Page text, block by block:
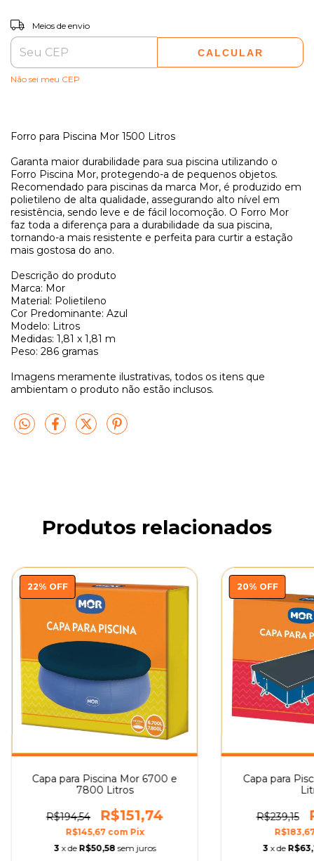
Entregas para o CEP:
Meios de envio
CALCULAR
Não sei meu CEP
Forro para Piscina Mor 1500 Litros
Garanta maior durabilidade para sua piscina utilizando o
Forro Piscina Mor, protegendo-a de pequenos objetos.
Recomendado para piscinas da marca Mor, é produzido em
polietileno de alta qualidade, assegurando alto nível em
resistência, sendo leve e de fácil locomoção. O Forro Mor
faz toda a diferença para a durabilidade da sua piscina,
tornando-a mais resistente e perfeita para curtir a estação
mais gostosa do ano.
Descrição do produto
Marca: Mor
Material: Polietileno
Cor Predominante: Azul
Modelo: Litros
Medidas: 1,81 x 1,81 m
Peso: 286 gramas
Imagens meramente ilustrativas, todos os itens que
ambientam o produto não estão inclusos.
Produtos relacionados
22% OFF
Capa para Piscina Mor 6700 e
7800 Litros
R$194,54 R$151,74
R$145,67 com Pix
3 x de R$50,58 sem juros
20% OFF
Capa para
R$239,15
3 x de